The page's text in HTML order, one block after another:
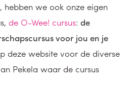
hebben we ook onze eigen
de O-Wee! cursus: de
voor jou en je
deze website voor de diverse
Pekela waar de cursus